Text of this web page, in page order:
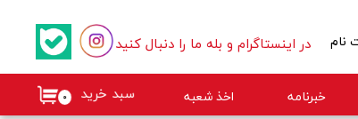
خبرنامه اخذ شعبه ۰ سبد خرید
در اینستاگرام و بله ما را دنبال کنید نام